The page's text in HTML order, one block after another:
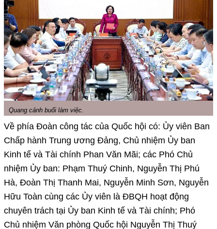
Quang cảnh buổi làm việc.
Về phía Đoàn công tác của Quốc hội có: Ủy viên Ban
Chấp hành Trung ương Đảng, Chủ nhiệm Ủy ban
Kinh tế và Tài chính Phan Văn Mãi; các Phó Chủ
nhiệm Ủy ban: Phạm Thuý Chinh, Nguyễn Thị Phú
Hà, Đoàn Thị Thanh Mai, Nguyễn Minh Sơn, Nguyễn
Hữu Toàn cùng các Ủy viên là ĐBQH hoạt động
chuyên trách tại Ủy ban Kinh tế và Tài chính; Phó
Chủ nhiệm Văn phòng Quốc hội Nguyễn Thị Thuý